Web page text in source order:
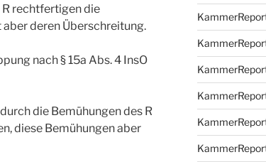
rechtfertigen die
deren Überschreitung.
nach § 15a Abs. 4 InsO
die Bemühungen des R
diese Bemühungen aber